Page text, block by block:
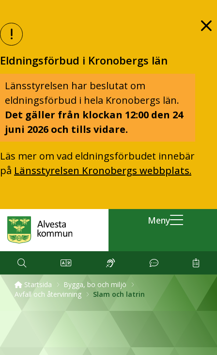
Eldningsförbud i Kronobergs län
Länsstyrelsen har beslutat om
eldningsförbud i hela Kronobergs län.
Det gäller från klockan 12:00 den 24
juni 2026 och tills vidare.
Läs mer om vad eldningsförbudet innebär
på Länsstyrelsen Kronobergs webbplats.
Meny
Startsida
Bygga, bo och miljö
Avfall och återvinning
Slam och latrin